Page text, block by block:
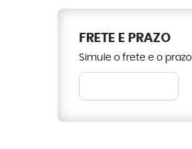
FRETE E PRAZO
Simule o frete e o